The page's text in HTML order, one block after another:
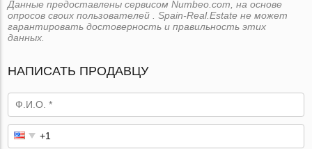
Данные предоставлены сервисом Numbeo.com, на основе
опросов своих пользователей . Spain-Real.Estate не может
гарантировать достоверность и правильность этих
данных.
НАПИСАТЬ ПРОДАВЦУ